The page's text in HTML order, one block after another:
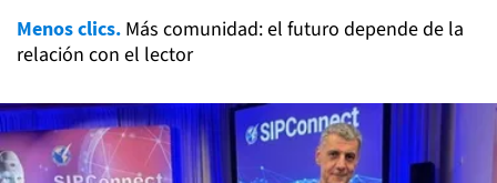
Menos clics. Más comunidad: el futuro depende de la
relación con el lector